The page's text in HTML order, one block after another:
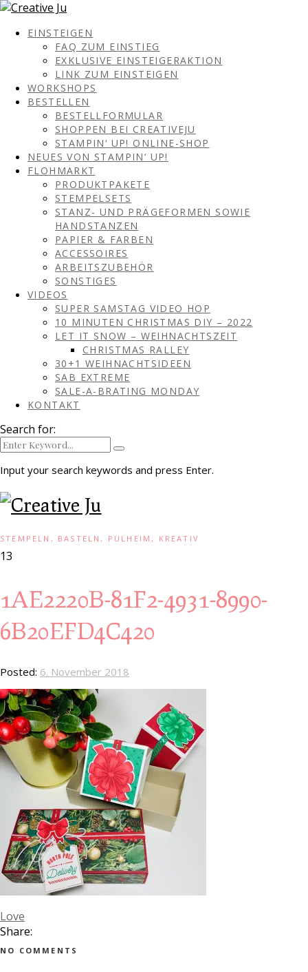
EINSTEIGEN
FAQ ZUM EINSTIEG
EXKLUSIVE EINSTEIGERAKTION
LINK ZUM EINSTEIGEN
WORKSHOPS
BESTELLEN
BESTELLFORMULAR
SHOPPEN BEI CREATIVEJU
STAMPIN‘ UP! ONLINE-SHOP
NEUES VON STAMPIN‘ UP!
FLOHMARKT
PRODUKTPAKETE
STEMPELSETS
STANZ- UND PRÄGEFORMEN SOWIE
HANDSTANZEN
PAPIER & FARBEN
ACCESSOIRES
ARBEITSZUBEHÖR
SONSTIGES
VIDEOS
SUPER SAMSTAG VIDEO HOP
10 MINUTEN CHRISTMAS DIY – 2022
LET IT SNOW – WEIHNACHTSZEIT
CHRISTMAS RALLEY
30+1 WEIHNACHTSIDEEN
SAB EXTREME
SALE-A-BRATING MONDAY
KONTAKT
Search for:
Input your search keywords and press Enter.
STEMPELN, BASTELN, PULHEIM, KREATIV
13
1AE2220B-81F2-4931-8990-
6B20EFD4C420
Posted: 6. November 2018
Love
Share:
NO COMMENTS